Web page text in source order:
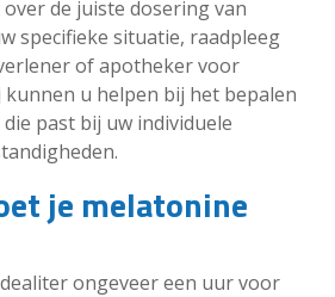
de juiste dosering van
specifieke situatie, raadpleeg
of apotheker voor
kunnen u helpen bij het bepalen
past bij uw individuele
je melatonine
ongeveer een uur voor